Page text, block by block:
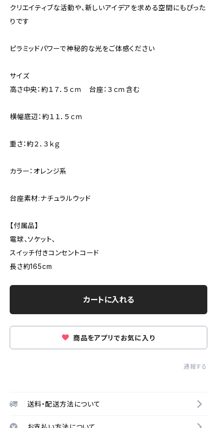
クリエイティブな活動や、新しいアイデアを求める空間にもぴった
りです
ピラミッドパワーで神秘的な光をご体感ください
サイズ
高さ中央：約１７．５ｃｍ 台座：３ｃｍ含む
横幅底辺：約１１．５ｃｍ
重さ：約２．３ｋｇ
カラー：オレンジ系
台座素材:ナチュラルウッド
【付属品】
電球、ソケット、
スイッチ付きコンセントコード
長さ約165cm
カートに入れる
商品をアプリでお気に入り
通報する
送料・配送方法について